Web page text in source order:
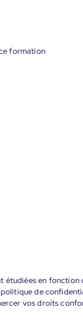
formation
étudiées en fonction
de
vos droits